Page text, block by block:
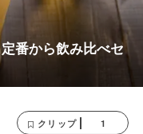
番から飲み比べセ
クリップ 1